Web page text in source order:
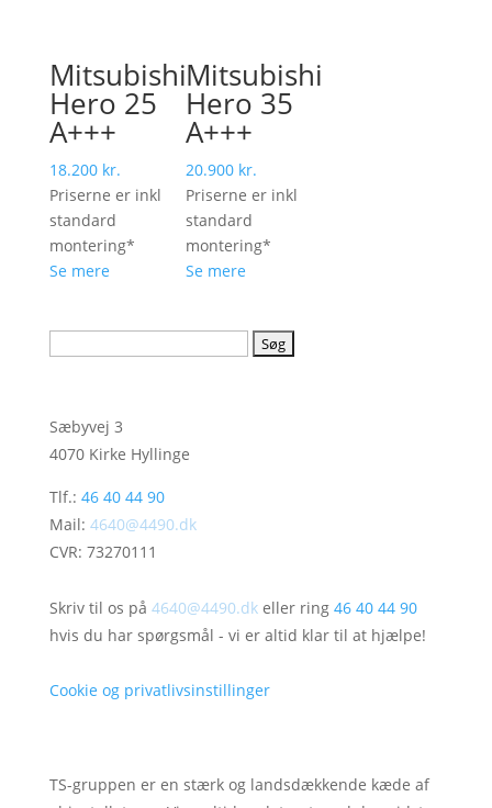
Mitsubishi
Hero 25
A+++
18.200 kr.
Priserne er inkl
standard
montering*
Se mere
Mitsubishi
Hero 35
A+++
20.900 kr.
Priserne er inkl
standard
montering*
Se mere
Sæbyvej 3
4070 Kirke Hyllinge
Tlf.: 46 40 44 90
Mail: 4640@4490.dk
CVR: 73270111
Skriv til os på 4640@4490.dk eller ring 46 40 44 90
hvis du har spørgsmål - vi er altid klar til at hjælpe!
Cookie og privatlivsinstillinger
TS-gruppen er en stærk og landsdækkende kæde af